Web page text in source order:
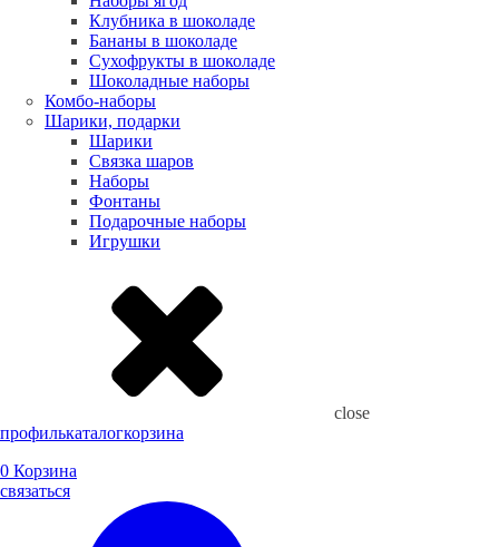
Клубника в шоколаде
Бананы в шоколаде
Сухофрукты в шоколаде
Шоколадные наборы
Комбо-наборы
Шарики, подарки
Шарики
Связка шаров
Наборы
Фонтаны
Подарочные наборы
Игрушки
close
профилькаталогкорзина
0 Корзина
связаться